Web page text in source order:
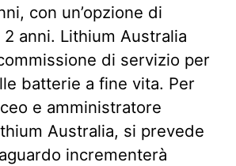
con un’opzione di
anni. Lithium Australia
di servizio per
batterie a fine vita. Per
e amministratore
Australia, si prevede
incrementerà